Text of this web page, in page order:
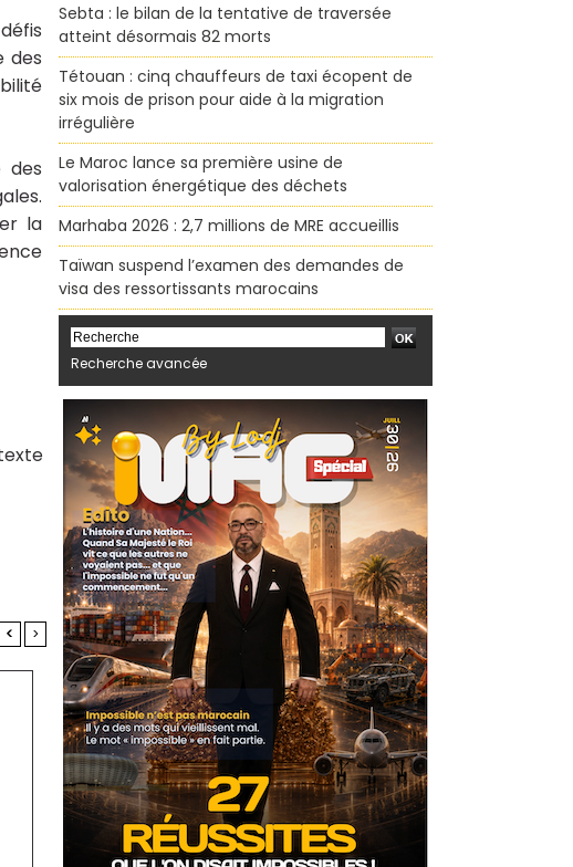
des
des
la
< >
Sebta : le bilan de la tentative de traversée
atteint désormais 82 morts
Tétouan : cinq chauffeurs de taxi écopent de
six mois de prison pour aide à la migration
irrégulière
Le Maroc lance sa première usine de
valorisation énergétique des déchets
Marhaba 2026 : 2,7 millions de MRE accueillis
Taïwan suspend l’examen des demandes de
visa des ressortissants marocains
Recherche avancée